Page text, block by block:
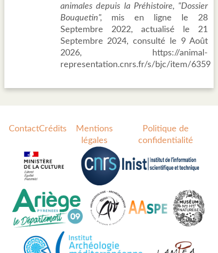
animales depuis la Préhistoire, "Dossier
Bouquetin", mis en ligne le 28
Septembre 2022, actualisé le 21
Septembre 2024, consulté le 9 Août
2026, https://animal-
representation.cnrs.fr/s/bjc/item/6359
ContactCrédits
Mentions
légales
Politique de
confidentialité